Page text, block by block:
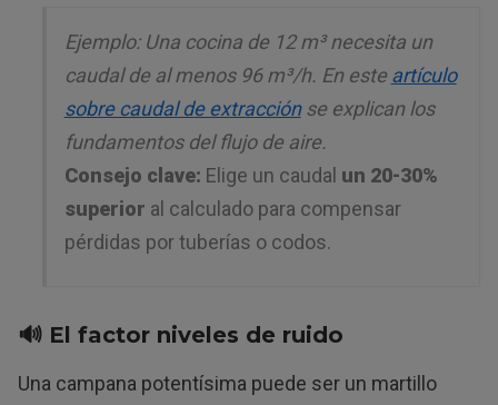
Ejemplo: Una cocina de 12 m³ necesita un
caudal de al menos 96 m³/h. En este artículo
sobre caudal de extracciónse explican los
fundamentos del flujo de aire.
Consejo clave: Elige un caudal un 20-30%
superior al calculado para compensar
pérdidas por tuberías o codos.
🔊 El factor niveles de ruido
Una campana potentísima puede ser un martillo